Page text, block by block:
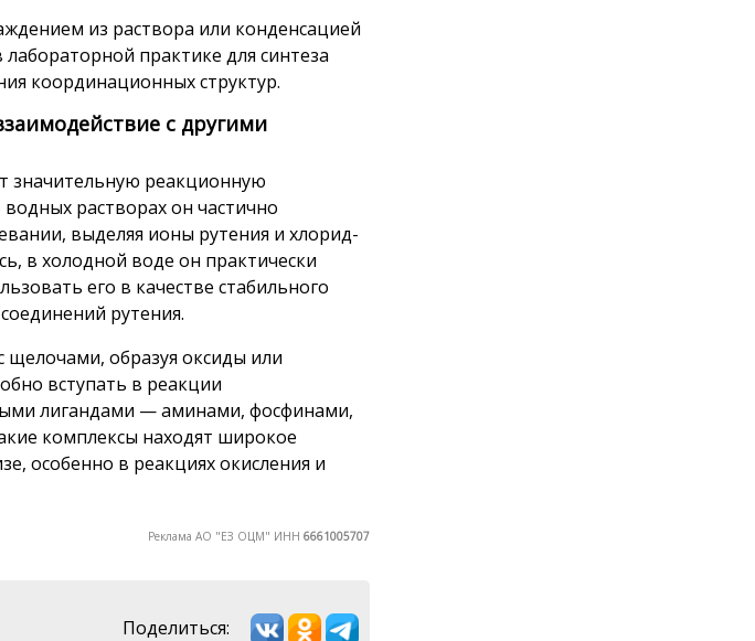
из раствора или конденсацией
практике для синтеза
координационных структур.
с другими
значительную реакционную
растворах он частично
выделяя ионы рутения и хлорид-
в холодной воде он практически
его в качестве стабильного
рутения.
щелочами, образуя оксиды или
вступать в реакции
лигандами — аминами, фосфинами,
комплексы находят широкое
особенно в реакциях окисления и
Реклама АО "ЕЗ ОЦМ" ИНН6661005707
Поделиться: